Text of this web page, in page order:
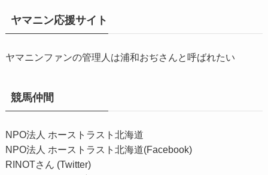
ヤマニン応援サイト
ヤマニンファンの管理人は浦和おぢさんと呼ばれたい
競馬仲間
NPO法人 ホーストラスト北海道
NPO法人 ホーストラスト北海道(Facebook)
RINOTさん (Twitter)